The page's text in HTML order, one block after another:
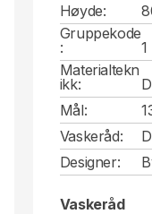
Høyde:
Gruppekode
:
1
Materialtekn
ikk:
Mål:
Vaskeråd:
Designer:
Vaskeråd